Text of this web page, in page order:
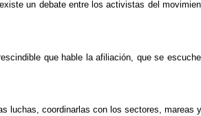
un debate entre los activistas del
que hable la afiliación, que se
coordinarlas con los sectores,